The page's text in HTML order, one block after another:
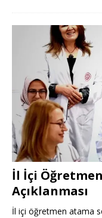
İl İçi
Açıklanması
İl içi öğretmen atama